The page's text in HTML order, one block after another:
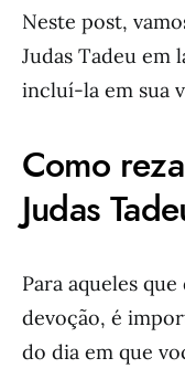
Neste post,
Judas Tadeu em
incluí-la em sua
Como
Judas
Para aqueles
devoção, é
do dia em que